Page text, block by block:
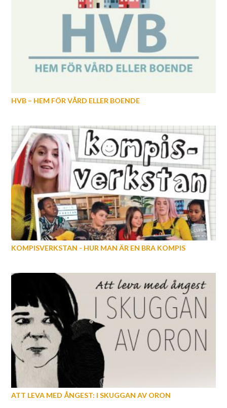
HVB – HEM FÖR VÅRD ELLER BOENDE
KOMPISVERKSTAN - HUR MAN ÄR EN BRA KOMPIS
ATT LEVA MED ÅNGEST: I SKUGGAN AV ORON